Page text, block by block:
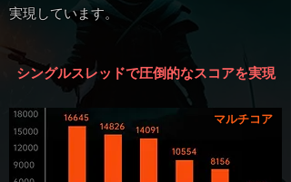
実現しています。
シングルスレッドで圧倒的なスコアを実現
マルチコア